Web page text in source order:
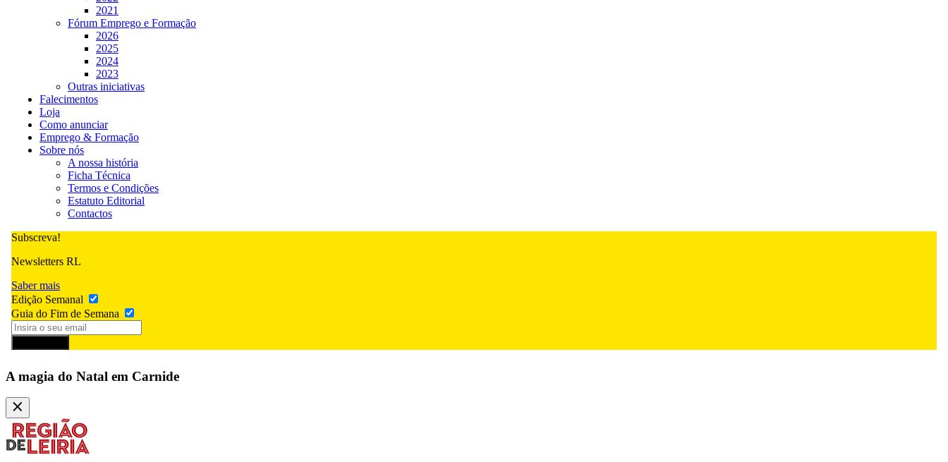
2021
Fórum Emprego e Formação
2026
2025
2024
2023
Outras iniciativas
Falecimentos
Loja
Como anunciar
Emprego & Formação
Sobre nós
A nossa história
Ficha Técnica
Termos e Condições
Estatuto Editorial
Contactos
Subscreva!
Newsletters RL
Saber mais
Edição Semanal
Guia do Fim de Semana
A magia do Natal em Carnide